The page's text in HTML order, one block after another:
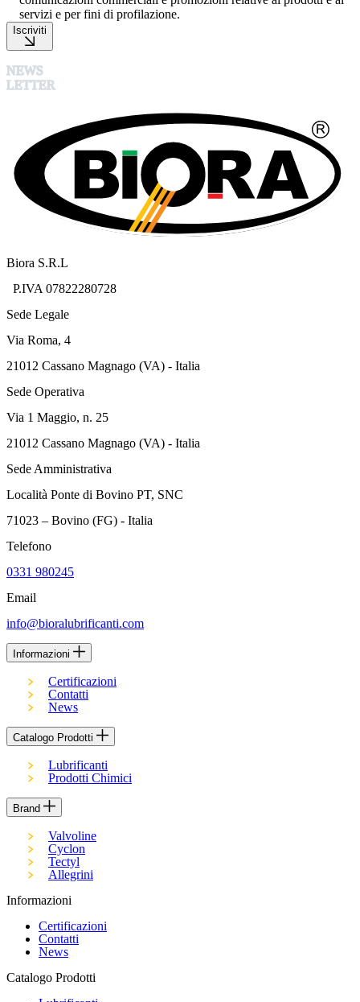
servizi e per fini di profilazione.
Iscriviti
NEWS
LETTER
Biora S.R.L
P.IVA 07822280728
Sede Legale
Via Roma, 4
21012 Cassano Magnago (VA) - Italia
Sede Operativa
Via 1 Maggio, n. 25
21012 Cassano Magnago (VA) - Italia
Sede Amministrativa
Località Ponte di Bovino PT, SNC
71023 – Bovino (FG) - Italia
Telefono
0331 980245
Email
info@bioralubrificanti.com
Informazioni
Certificazioni
Contatti
News
Catalogo Prodotti
Lubrificanti
Prodotti Chimici
Brand
Valvoline
Cyclon
Tectyl
Allegrini
Informazioni
Certificazioni
Contatti
News
Catalogo Prodotti